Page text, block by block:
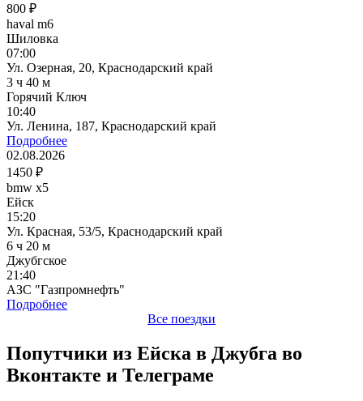
800 ₽
haval m6
Шиловка
07:00
Ул. Озерная, 20, Краснодарский край
3 ч 40 м
Горячий Ключ
10:40
Ул. Ленина, 187, Краснодарский край
Подробнее
02.08.2026
1450 ₽
bmw x5
Ейск
15:20
Ул. Красная, 53/5, Краснодарский край
6 ч 20 м
Джубгское
21:40
АЗС "Газпромнефть"
Подробнее
Все поездки
Попутчики из Ейска в Джубга во
Вконтакте и Телеграме